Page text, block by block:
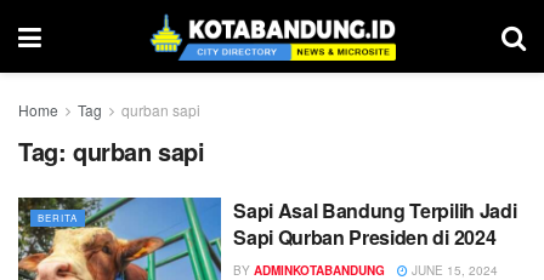
Home Tag qurban sapi
Tag: qurban sapi
BERITA
Sapi Asal Bandung Terpilih Jadi
Sapi Qurban Presiden di 2024
BY ADMINKOTABANDUNG
JUNE 15, 2024